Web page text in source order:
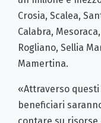
Crosia, Scalea,
Calabra,
Rogliano, Sellia
Mamertina.
«Attraverso
beneficiari
contare su